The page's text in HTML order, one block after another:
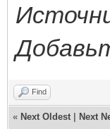
Find
« Next Oldest Next